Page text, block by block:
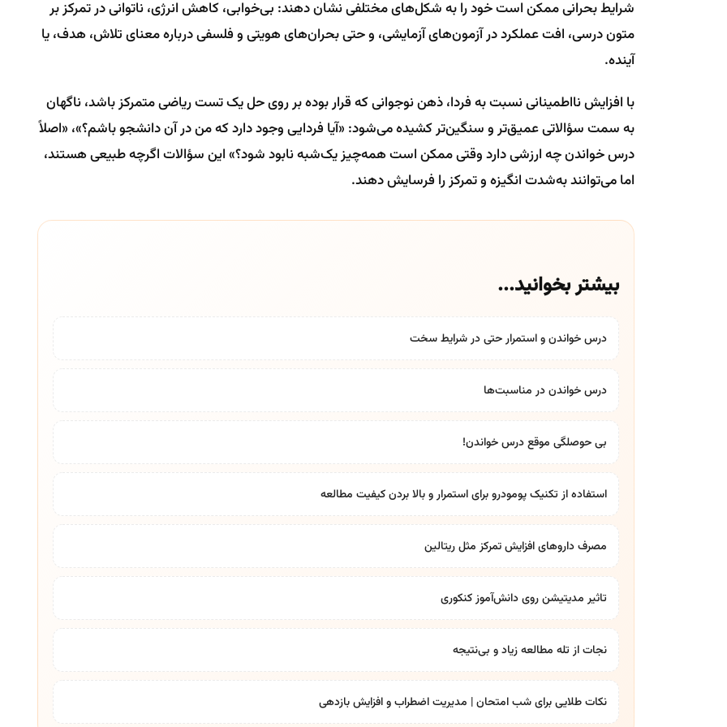
شرایط بحرانی ممکن است خود را به شکل‌های مختلفی نشان دهند: بی‌خوابی، کاهش انرژی، ناتوانی در تمرکز بر
متون درسی، افت عملکرد در آزمون‌های آزمایشی، و حتی بحران‌های هویتی و فلسفی درباره معنای تلاش، هدف، یا
آینده.
با افزایش نااطمینانی نسبت به فردا، ذهن نوجوانی که قرار بوده بر روی حل یک تست ریاضی متمرکز باشد، ناگهان
به سمت سؤالاتی عمیق‌تر و سنگین‌تر کشیده می‌شود: «آیا فردایی وجود دارد که من در آن دانشجو باشم؟»، «اصلاً
درس خواندن چه ارزشی دارد وقتی ممکن است همه‌چیز یک‌شبه نابود شود؟» این سؤالات اگرچه طبیعی هستند،
اما می‌توانند به‌شدت انگیزه و تمرکز را فرسایش دهند.
بیشتر بخوانید...
درس خواندن و استمرار حتی در شرایط سخت
درس خواندن در مناسبت‌ها
بی حوصلگی موقع درس خواندن!
استفاده از تکنیک پومودرو برای استمرار و بالا بردن کیفیت مطالعه
مصرف داروهای افزایش تمرکز مثل ریتالین
تاثیر مدیتیشن روی دانش‌آموز کنکوری
نجات از تله مطالعه زیاد و بی‌نتیجه
نکات طلایی برای شب امتحان | مدیریت اضطراب و افزایش بازدهی